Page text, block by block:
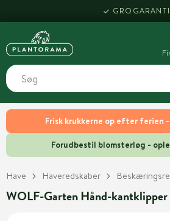
Frisk krukkerne op efter ferien
Forudbestil blomsterløg -
GROGARANTI
Have Haveredskaber
WOLF-Garten Hånd-